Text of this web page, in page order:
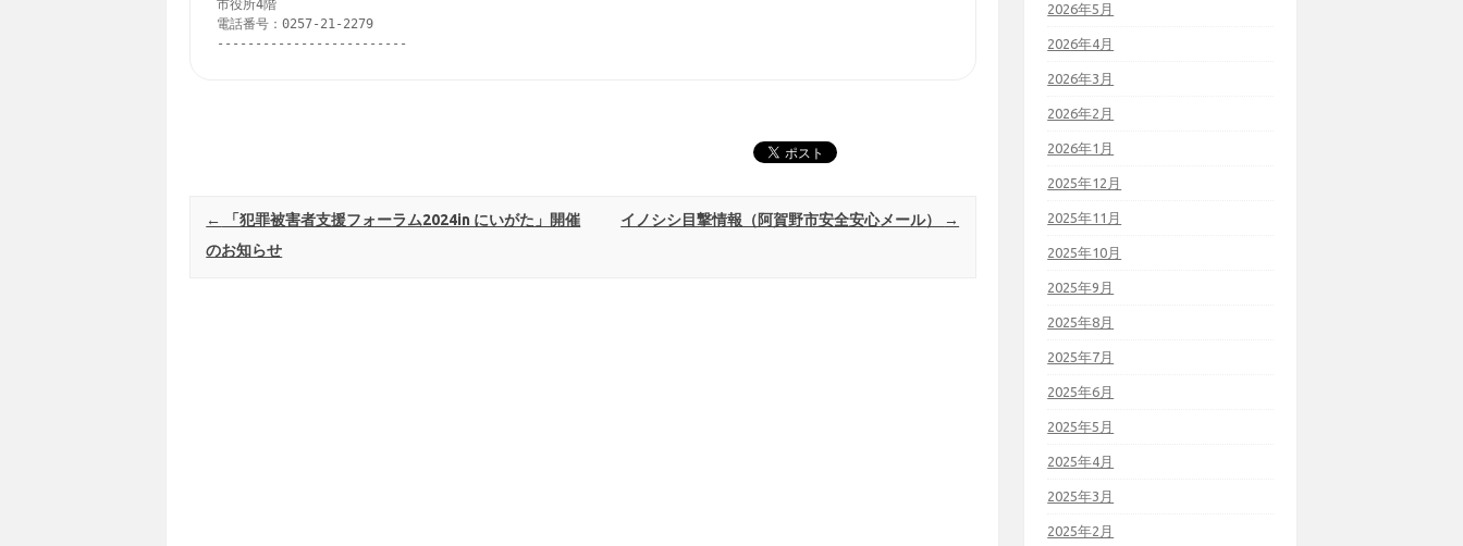
市役所4階
電話番号：0257-21-2279
-------------------------
Post navigation
←
「犯罪被害者支援フォーラム2024in にいがた」開催
のお知らせ
イノシシ目撃情報（阿賀野市安全安心メール） →
2026年5月
2026年4月
2026年3月
2026年2月
2026年1月
2025年12月
2025年11月
2025年10月
2025年9月
2025年8月
2025年7月
2025年6月
2025年5月
2025年4月
2025年3月
2025年2月